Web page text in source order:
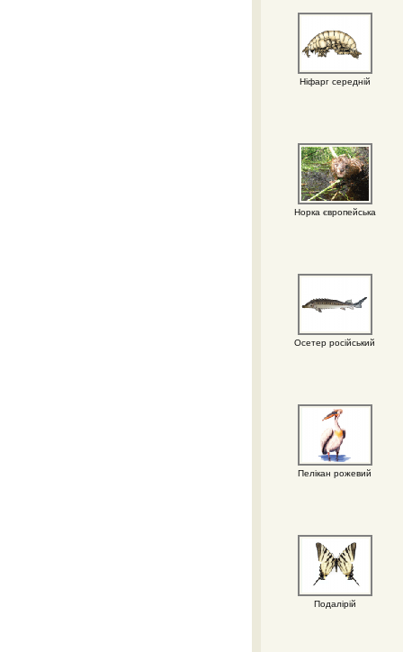
Ніфарг середній
Норка європейська
Осетер російський
Пелікан рожевий
Подалірій